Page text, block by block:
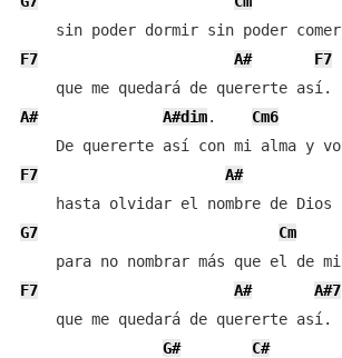
    sin poder dormir sin poder comer
F7
A#
F7
A#
A#dim. Cm6
F7
A#
G7
Cm
F7
A#
A#7
    que me quedará de quererte así.
G#
C#